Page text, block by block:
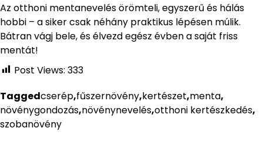
Az otthoni mentanevelés örömteli, egyszerű és hálás
hobbi – a siker csak néhány praktikus lépésen múlik.
Bátran vágj bele, és élvezd egész évben a saját friss
mentát!
Post Views: 333
Taggedcserép,fűszernövény,kertészet,menta,
növénygondozás,növénynevelés,otthoni kertészkedés,
szobanövény